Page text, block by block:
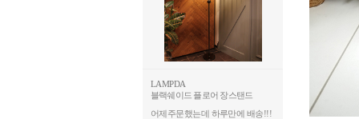
LAMPDA
블랙쉐이드 플로어 장스탠드
어제주문했는데 하루만에 배송!!!